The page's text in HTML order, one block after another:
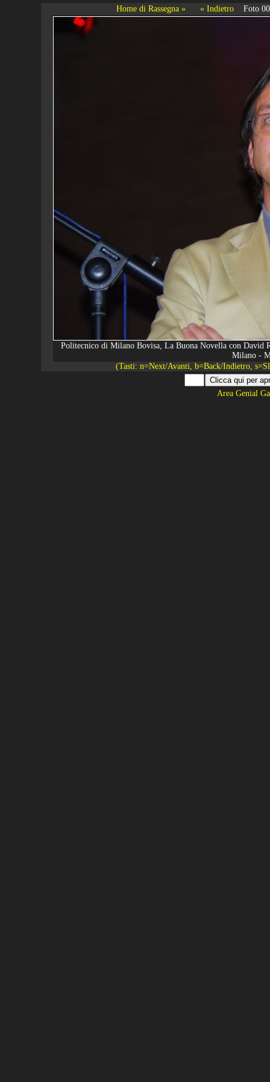
Home di Rassegna » « Indietro Foto
Politecnico di Milano Bovisa, La Buona Novella con David
Milano -
(Tasti: n=Next/Avanti, b=Back/Indietro,
Area Genial